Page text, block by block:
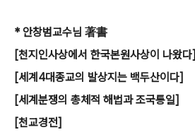
* 안창범교수님 著書
[천지인사상에서 한국본원사상이 나왔다]
[세계4대종교의 발상지는 백두산이다]
[세계분쟁의 총체적 해법과 조국통일]
[천교경전]